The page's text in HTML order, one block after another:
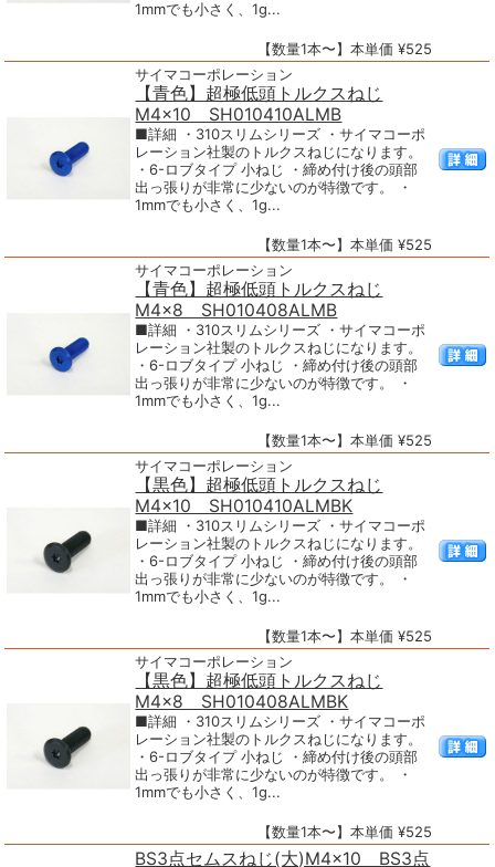
1mmでも小さく、1g...
【数量1本〜】本単価 ¥525
サイマコーポレーション
【青色】超極低頭トルクスねじ
M4×10 SH010410ALMB
■詳細 ・310スリムシリーズ ・サイマコーポ
レーション社製のトルクスねじになります。
・6-ロブタイプ 小ねじ ・締め付け後の頭部
出っ張りが非常に少ないのが特徴です。 ・
1mmでも小さく、1g...
【数量1本〜】本単価 ¥525
サイマコーポレーション
【青色】超極低頭トルクスねじ
M4×8 SH010408ALMB
■詳細 ・310スリムシリーズ ・サイマコーポ
レーション社製のトルクスねじになります。
・6-ロブタイプ 小ねじ ・締め付け後の頭部
出っ張りが非常に少ないのが特徴です。 ・
1mmでも小さく、1g...
【数量1本〜】本単価 ¥525
サイマコーポレーション
【黒色】超極低頭トルクスねじ
M4×10 SH010410ALMBK
■詳細 ・310スリムシリーズ ・サイマコーポ
レーション社製のトルクスねじになります。
・6-ロブタイプ 小ねじ ・締め付け後の頭部
出っ張りが非常に少ないのが特徴です。 ・
1mmでも小さく、1g...
【数量1本〜】本単価 ¥525
サイマコーポレーション
【黒色】超極低頭トルクスねじ
M4×8 SH010408ALMBK
■詳細 ・310スリムシリーズ ・サイマコーポ
レーション社製のトルクスねじになります。
・6-ロブタイプ 小ねじ ・締め付け後の頭部
出っ張りが非常に少ないのが特徴です。 ・
1mmでも小さく、1g...
【数量1本〜】本単価 ¥525
BS3点セムスねじ(大)M4×10 BS3点